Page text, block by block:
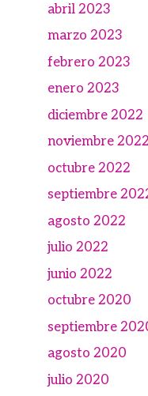
abril 2023
marzo 2023
febrero 2023
enero 2023
diciembre 2022
noviembre 2022
octubre 2022
septiembre
agosto 2022
julio 2022
junio 2022
octubre 2020
septiembre
agosto 2020
julio 2020